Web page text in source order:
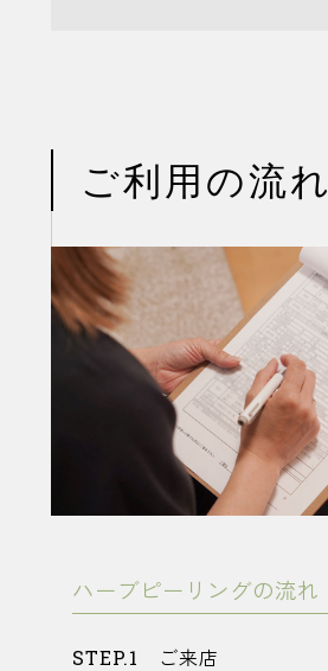
ご利用の流れ
ハーブピーリングの流れ
STEP.1 ご来店